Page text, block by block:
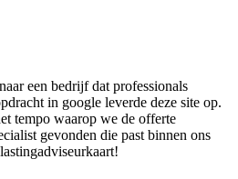
een bedrijf dat professionals
in google leverde deze site op.
tempo waarop we de offerte
gevonden die past binnen ons